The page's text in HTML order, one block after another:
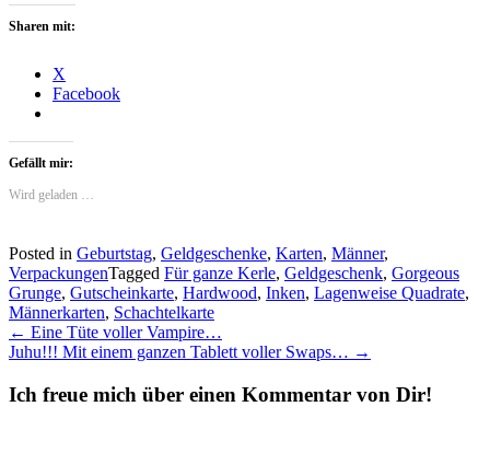
Sharen mit:
X
Facebook
Gefällt mir:
Wird geladen …
Posted in Geburtstag, Geldgeschenke, Karten, Männer,
VerpackungenTagged Für ganze Kerle, Geldgeschenk, Gorgeous
Grunge, Gutscheinkarte, Hardwood, Inken, Lagenweise Quadrate,
Männerkarten, Schachtelkarte
Post
navigation
← Eine Tüte voller Vampire…
Juhu!!! Mit einem ganzen Tablett voller Swaps… →
Ich freue mich über einen Kommentar von Dir!